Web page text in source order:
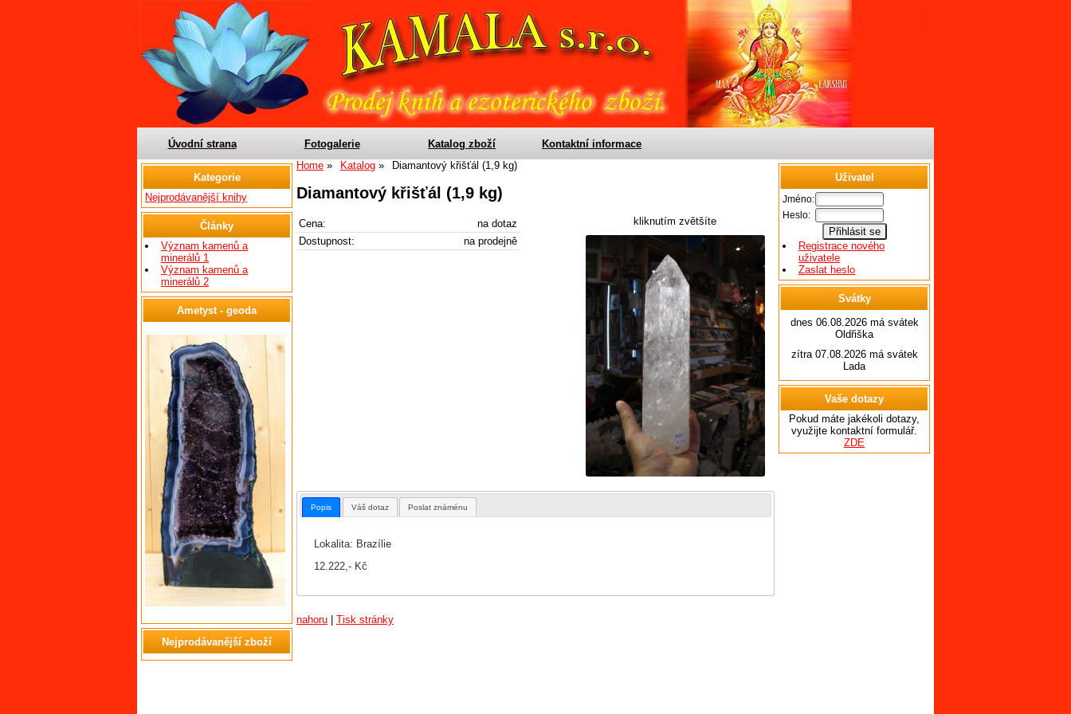
Úvodní strana Fotogalerie Katalog zboží
Kontaktní informace
Home
Katalog Diamantový křišťál (1,9 kg)
Diamantový křišťál (1,9 kg)
kliknutím zvětšíte
Cena:
na dotaz
Dostupnost:
na prodejně
Popis Váš dotaz Poslat známénu
Lokalita: Brazílie
12.222,- Kč
nahoru | Tisk stránky
Kategorie
Nejprodávanější knihy
Články
Význam kamenů a
minerálů 1
Význam kamenů a
minerálů 2
Ametyst - geoda
Nejprodávanější zboží
Uživatel
Jméno:
Heslo:
Registrace nového
uživatele
Zaslat heslo
Svátky
dnes 06.08.2026 má svátek
Oldřiška
zítra 07.08.2026 má svátek
Lada
Vaše dotazy
Pokud máte jakékoli dotazy,
využijte kontaktní formulář.
ZDE